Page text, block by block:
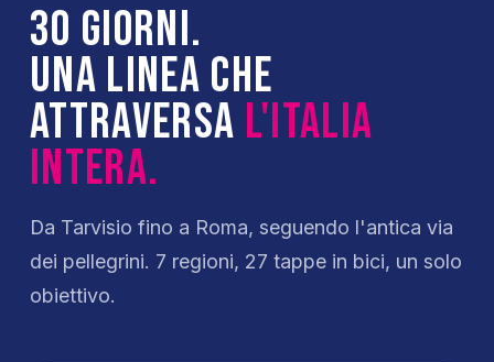
30 giorni.
Una linea che
attraversa l'Italia
intera.
Da Tarvisio fino a Roma, seguendo l'antica via
dei pellegrini. 7 regioni, 27 tappe in bici, un solo
obiettivo.